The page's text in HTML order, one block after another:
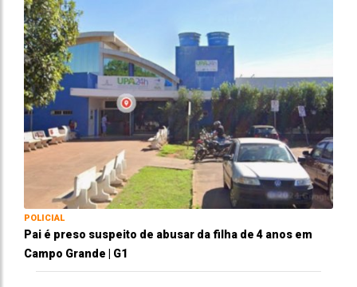
POLICIAL
Pai é preso suspeito de abusar da filha de 4 anos em
Campo Grande | G1